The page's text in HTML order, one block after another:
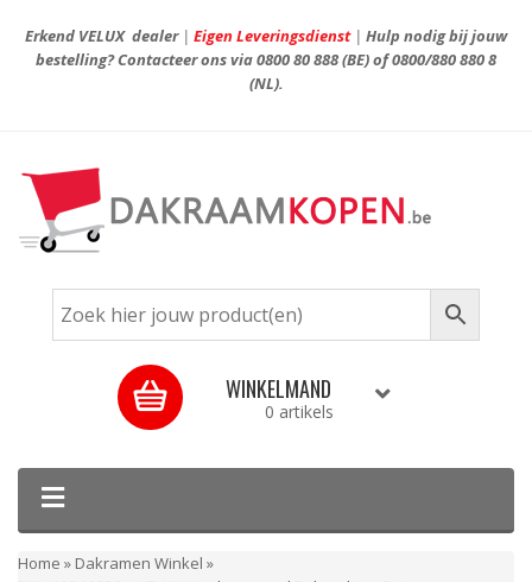
Erkend VELUX dealer| Eigen Leveringsdienst| Hulp nodig bij jouw
bestelling? Contacteer ons via0800 80 888(BE) of0800/880 880 8
(NL).
WINKELMAND
0 artikels
Home » Dakramen Winkel »